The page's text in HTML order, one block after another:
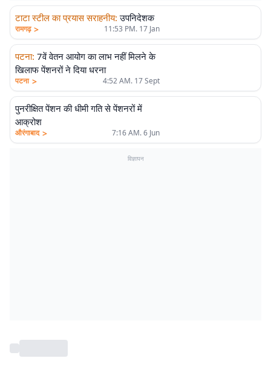
टाटा स्टील का प्रयास सराहनीय: उपनिदेशक
रामगढ़ > 11:53 PM. 17 Jan
पटना: 7वें वेतन आयोग का लाभ नहीं मिलने के
खिलाफ पेंशनरों ने दिया धरना
पटना > 4:52 AM. 17 Sept
पुनरीक्षित पेंशन की धीमी गति से पेंशनरों में
आक्रोश
औरंगाबाद > 7:16 AM. 6 Jun
विज्ञापन